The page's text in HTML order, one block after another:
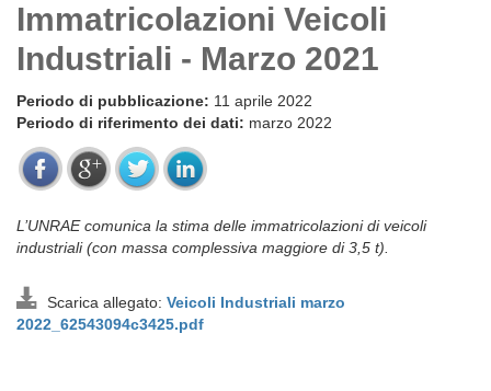
Immatricolazioni Veicoli
Industriali - Marzo 2021
Periodo di pubblicazione: 11 aprile 2022
Periodo di riferimento dei dati: marzo 2022
L’UNRAE comunica la stima delle immatricolazioni di veicoli
industriali (con massa complessiva maggiore di 3,5 t).
Scarica allegato: Veicoli Industriali marzo
2022_62543094c3425.pdf